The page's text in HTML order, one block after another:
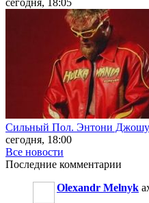
Сильный Пол. Энтони
сегодня, 18:00
Все новости
Последние комментарии
Olexandr Melnyk